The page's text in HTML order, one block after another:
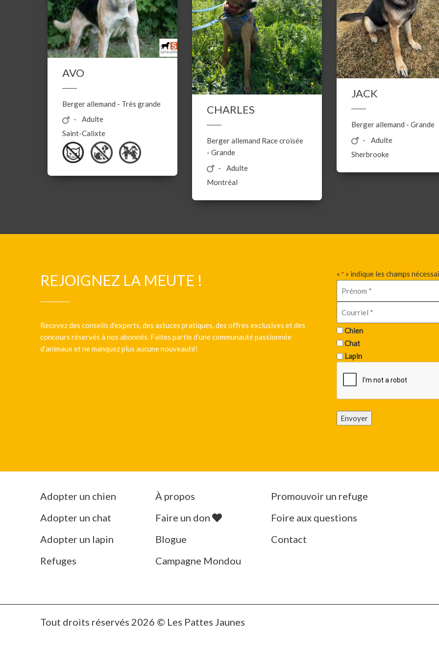
AVO
Berger allemand - Très grande
Adulte
Saint-Calixte
CHARLES
Berger allemand Race croisée
- Grande
Adulte
Montréal
JACK
Berger allemand - Grande
Adulte
Sherbrooke
REJOIGNEZ LA MEUTE !
Recevez des conseils d’experts, des astuces pratiques, des offres exclusives et des
concours réservés à nos abonnés. Faites partie d’une communauté passionnée
d’animaux et ne manquez plus aucune nouveauté!
« * » indique les champs
Chien
Chat
Lapin
Envoyer
Adopter un chien
Adopter un chat
Adopter un lapin
Refuges
À propos
Faire un don
Blogue
Campagne Mondou
Promouvoir un refuge
Foire aux questions
Contact
Tout droits réservés 2026 © Les Pattes Jaunes